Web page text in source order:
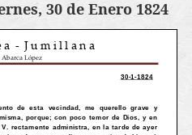
30 de Enero 1824